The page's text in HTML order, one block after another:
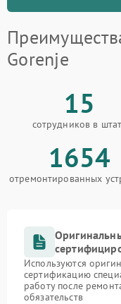
Gorenje
15
сотрудников в
1654
отремонтированных
Используются
сертификацию
работу после
обязательств